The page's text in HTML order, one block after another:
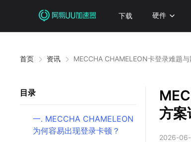
下载 硬件
首页 资讯 MECCHA CHAMELEON卡登录难题
目录
一. MECCHA CHAMELEON
为何容易出现登录卡顿？
方案
2026-